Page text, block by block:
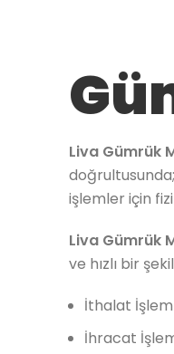
Liva Gümrük
işlemler için
Liva Gümrük
ve hızlı bir
İthalat
İhracat